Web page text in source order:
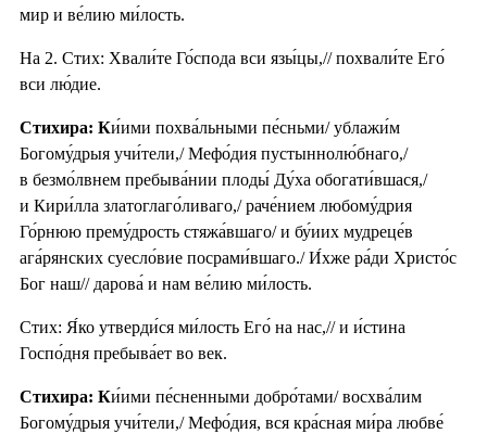
мир и ве́лию ми́лость.
На 2. Стих: Хвали́те Го́спода вси язы́цы,// похвали́те Его́
вси лю́дие.
Стихира: Ки́ими похва́льными пе́сньми/ ублажи́м
Богому́дрыя учи́тели,/ Мефо́дия пустыннолю́бнаго,/
в безмо́лвнем пребыва́нии плоды́ Ду́ха обогати́вшася,/
и Кири́лла златоглаго́ливаго,/ раче́нием любому́дрия
Го́рнюю прему́дрость стяжа́вшаго/ и бу́иих мудреце́в
ага́рянских суесло́вие посрами́вшаго./ И́хже ра́ди Христо́с
Бог наш// дарова́ и нам ве́лию ми́лость.
Стих: Я́ко утверди́ся ми́лость Его́ на нас,// и и́стина
Госпо́дня пребыва́ет во век.
Стихира: Ки́ими пе́сненными добро́тами/ восхва́лим
Богому́дрыя учи́тели,/ Мефо́дия, вся кра́сная ми́ра любве́